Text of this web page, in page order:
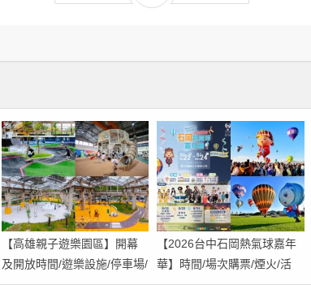
【高雄親子遊樂園區】開幕
及開放時間/遊樂設施/停車場/
【2026台中石岡熱氣球嘉年
華】時間/場次購票/煙火/活